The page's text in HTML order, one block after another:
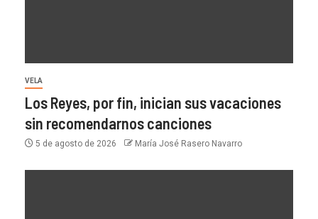
VELA
Los Reyes, por fin, inician sus vacaciones
sin recomendarnos canciones
5 de agosto de 2026 María José Rasero Navarro